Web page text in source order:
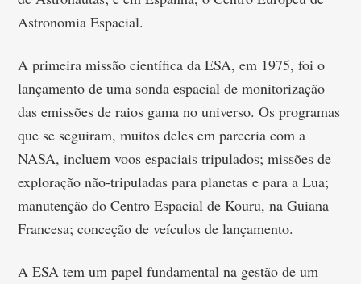
Astronomia Espacial.
A primeira missão científica da ESA, em 1975, foi o
lançamento de uma sonda espacial de monitorização
das emissões de raios gama no universo. Os programas
que se seguiram, muitos deles em parceria com a
NASA, incluem voos espaciais tripulados; missões de
exploração não-tripuladas para planetas e para a Lua;
manutenção do Centro Espacial de Kouru, na Guiana
Francesa; conceção de veículos de lançamento.
A ESA tem um papel fundamental na gestão de um